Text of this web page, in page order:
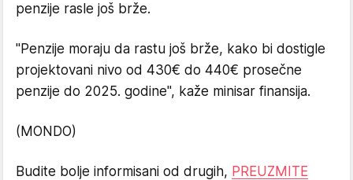
penzije rasle još brže.
"Penzije moraju da rastu još brže, kako bi dostigle
projektovani nivo od 430€ do 440€ prosečne
penzije do 2025. godine", kaže minisar finansija.
(MONDO)
Budite bolje informisani od drugih, PREUZMITE